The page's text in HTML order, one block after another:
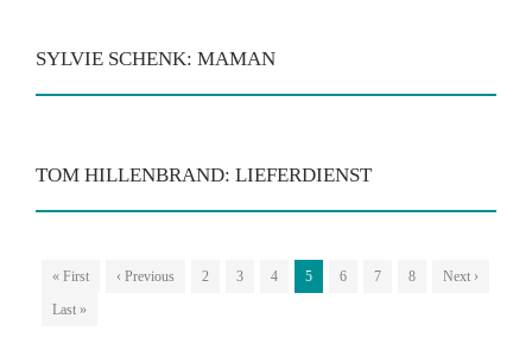
SYLVIE SCHENK: MAMAN
TOM HILLENBRAND: LIEFERDIENST
« First ‹ Previous 2 3 4 5 6 7 8
Next ›
Last »